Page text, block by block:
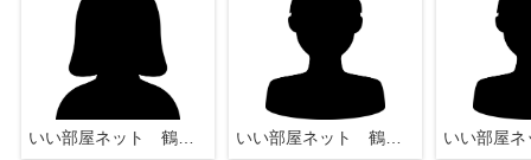
いい部屋ネット 鶴瀬店 いい部屋ネット 鶴瀬店